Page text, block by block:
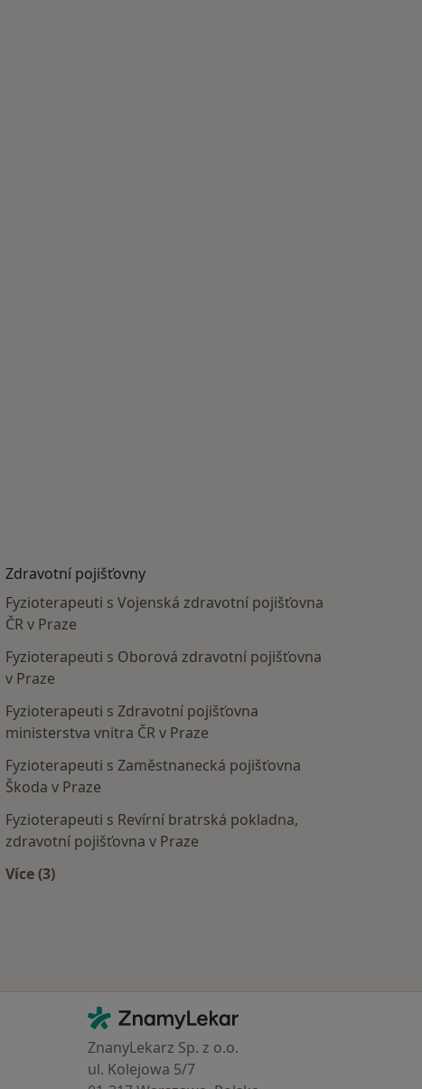
Zdravotní pojišťovny
Fyzioterapeuti s Vojenská zdravotní pojišťovna
ČR v Praze
Fyzioterapeuti s Oborová zdravotní pojišťovna
v Praze
Fyzioterapeuti s Zdravotní pojišťovna
ministerstva vnitra ČR v Praze
Fyzioterapeuti s Zaměstnanecká pojišťovna
Škoda v Praze
Fyzioterapeuti s Revírní bratrská pokladna,
zdravotní pojišťovna v Praze
Více (3)
Kontakt
ZnamyLekar - Hlavní stránka
ZnanyLekarz Sp. z o.o.
ul. Kolejowa 5/7